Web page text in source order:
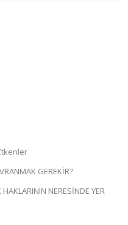
GEREKİR?
NERESİNDE YER